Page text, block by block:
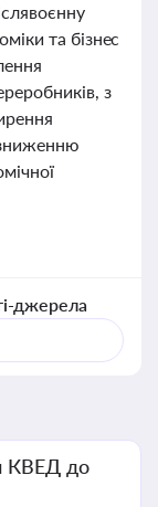
та бізнес
з
джерела
КВЕД до